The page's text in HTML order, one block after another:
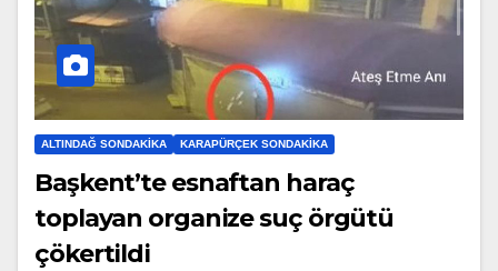
ALTINDAĞ SONDAKIKA KARAPÜRÇEK SONDAKIKA
Başkent’te esnaftan haraç
toplayan organize suç örgütü
çökertildi